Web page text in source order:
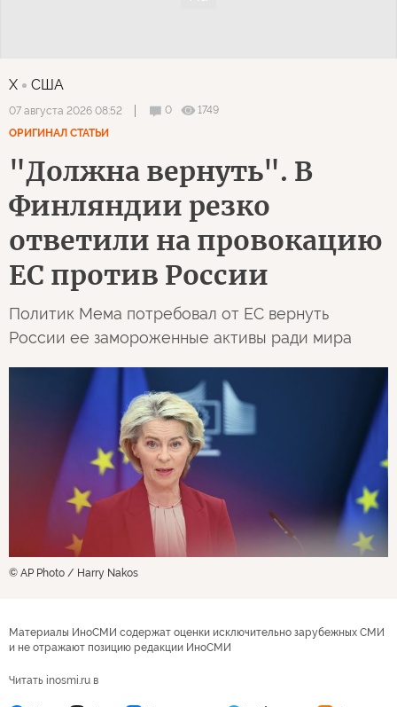
X США
07 августа 2026 08:52 0
1749
ОРИГИНАЛ СТАТЬИ
"Должна вернуть". В
Финляндии резко
ответили на провокацию
ЕС против России
Политик Мема потребовал от ЕС вернуть
России ее замороженные активы ради мира
© AP Photo / Harry Nakos
Материалы ИноСМИ содержат оценки исключительно зарубежных СМИ
и не отражают позицию редакции ИноСМИ
Читать inosmi.ru в